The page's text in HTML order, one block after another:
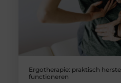
Ergotherapie: praktisch
functioneren